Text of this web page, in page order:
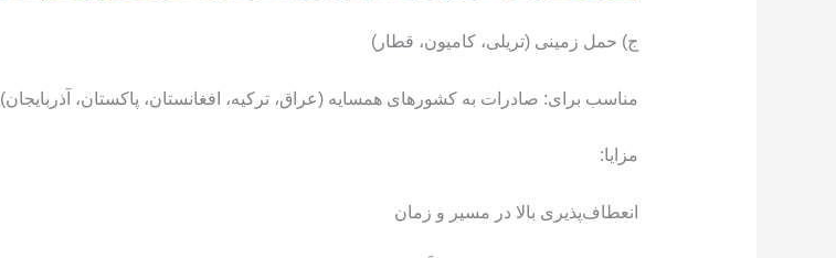
ج) حمل زمینی (تریلی، کامیون، قطار)
مناسب برای: صادرات به کشورهای همسایه (عراق، ترکیه، افغانستان، پاکستان، آذربایجان)
مزایا:
انعطاف‌پذیری بالا در مسیر و زمان